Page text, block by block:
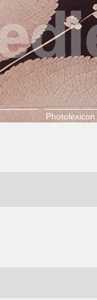
Photolexicon